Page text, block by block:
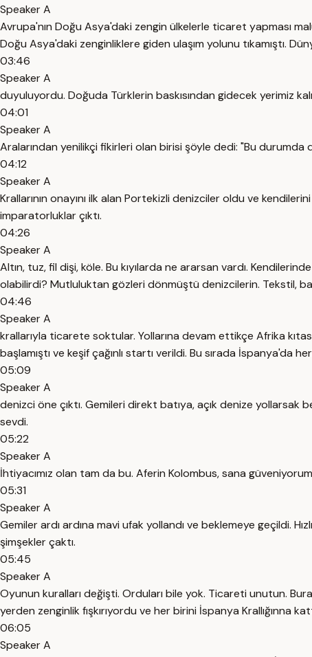
Speaker A
Avrupa'nın Doğu Asya'daki zengin ülkelerle ticaret yapması
Doğu Asya'daki zenginliklere giden ulaşım yolunu tıkamıştı.
03:46
Speaker A
duyuluyordu. Doğuda Türklerin baskısından gidecek yerimiz
04:01
Speaker A
Aralarından yenilikçi fikirleri olan birisi şöyle dedi: "Bu durumda
04:12
Speaker A
Krallarının onayını ilk alan Portekizli denizciler oldu ve
imparatorluklar çıktı.
04:26
Speaker A
Altın, tuz, fil dişi, köle. Bu kıyılarda ne ararsan vardı.
olabilirdi? Mutluluktan gözleri dönmüştü denizcilerin. Tekstil,
04:46
Speaker A
krallarıyla ticarete soktular. Yollarına devam ettikçe Afrika
başlamıştı ve keşif çağınlı startı verildi. Bu sırada İspanya'da
05:09
Speaker A
denizci öne çıktı. Gemileri direkt batıya, açık denize yollarsak
sevdi.
05:22
Speaker A
İhtiyacımız olan tam da bu. Aferin Kolombus, sana
05:31
Speaker A
Gemiler ardı ardına mavi ufak yollandı ve beklemeye geçildi.
şimşekler çaktı.
05:45
Speaker A
Oyunun kuralları değişti. Orduları bile yok. Ticareti unutun.
yerden zenginlik fışkırıyordu ve her birini İspanya Krallığınna
06:05
Speaker A